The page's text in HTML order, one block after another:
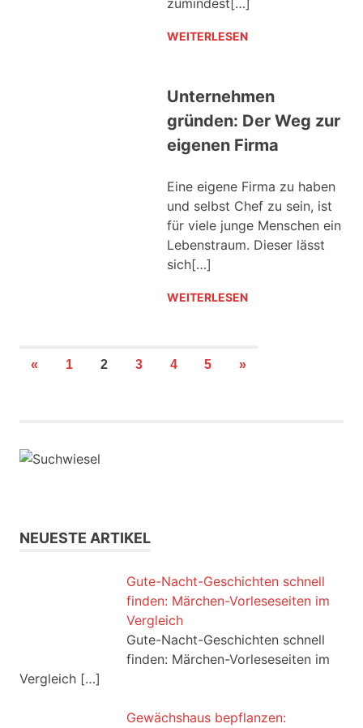
zumindest[…]
WEITERLESEN
Unternehmen
gründen: Der Weg zur
eigenen Firma
Eine eigene Firma zu haben
und selbst Chef zu sein, ist
für viele junge Menschen ein
Lebenstraum. Dieser lässt
sich[…]
WEITERLESEN
Beitragsnavigation
« VORHERIGE
1 2 3 4 5
NÄCHSTE
»
NEUESTE ARTIKEL
Gute-Nacht-Geschichten schnell
finden: Märchen-Vorleseseiten im
Vergleich
Gute-Nacht-Geschichten schnell
finden: Märchen-Vorleseseiten im
Vergleich […]
Gewächshaus bepflanzen: